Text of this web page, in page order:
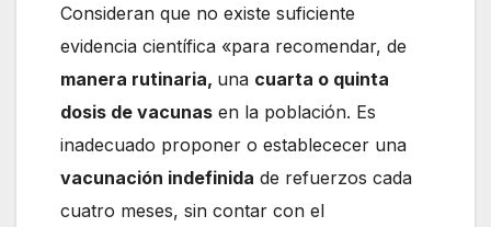
Consideran que no existe suficiente
evidencia científica «para recomendar, de
manera rutinaria, una cuarta o quinta
dosis de vacunas en la población. Es
inadecuado proponer o establececer una
vacunación indefinida de refuerzos cada
cuatro meses, sin contar con el